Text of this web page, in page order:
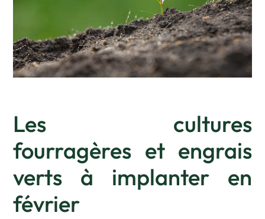
Les cultures
fourragères et engrais
verts à implanter en
février